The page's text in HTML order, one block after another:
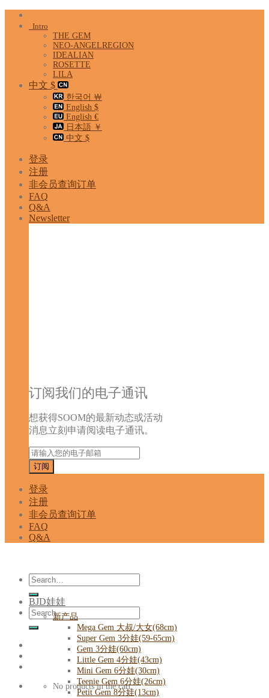
Skip
Intro
THE GEM
NEO-ANGELREGION
IDEALIAN
ROSETTE
LILA
中文 $
한국어 ￦
English $
English €
日本語 ￥
中文 $
登录
注册
非会员查询订单
FAQ
Q&A
Newsletter
订阅我们的电子通讯
想获得SOOM的最新动态或活动
消息立刻申请阅读电子通讯。
登录
注册
非会员查询订单
FAQ
Q&A
Search
for:
Search
for:
No products in the cart.
BJD娃娃
新产品
Mega Gem 大叔/大女(68cm)
Super Gem 3分娃(59-65cm)
Gem 3分娃(60cm)
Little Gem 4分娃(43cm)
Mini Gem 6分娃(30cm)
Teenie Gem 6分娃(26cm)
Petit Gem 8分娃(13cm)